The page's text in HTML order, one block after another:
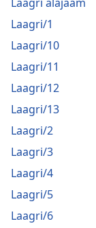
Laagri/1
Laagri/10
Laagri/11
Laagri/12
Laagri/13
Laagri/2
Laagri/3
Laagri/4
Laagri/5
Laagri/6